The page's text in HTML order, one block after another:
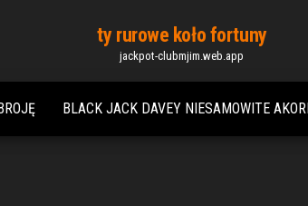
ty rurowe koło fortuny
jackpot-clubmjim.web.app
BLACK JACK DAVEY NIESAMOWITE